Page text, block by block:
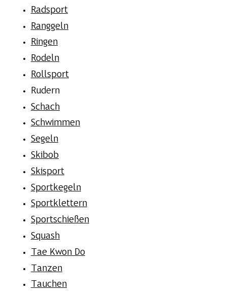
Radsport
Ranggeln
Ringen
Rodeln
Rollsport
Rudern
Schach
Schwimmen
Segeln
Skibob
Skisport
Sportkegeln
Sportklettern
Sportschießen
Squash
Tae Kwon Do
Tanzen
Tauchen